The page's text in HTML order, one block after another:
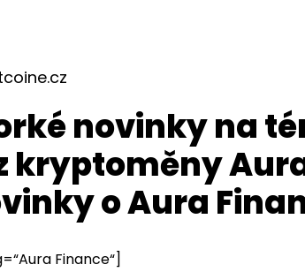
novinky na
kryptoměny
o Aura
Finance“]